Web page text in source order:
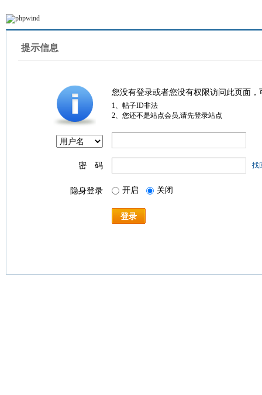
提示信息
您没有登录或者您没有权限访问此页面
1、帖子ID非法
2、您还不是站点会员,请先登录站点
密 码 找
隐身登录 开启 关闭
登录